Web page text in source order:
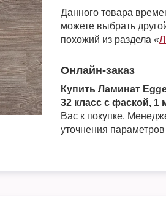
Данного товара
можете выбрать
похожий из раздела «
Онлайн-заказ
Купить Ламинат
32 класс с фаской, 1
Вас к покупке.
уточнения